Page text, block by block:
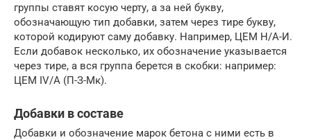
группы ставят косую черту, а за ней букву,
обозначающую тип добавки, затем через тире букву,
которой кодируют саму добавку. Например, ЦЕМ Н/А-И.
Если добавок несколько, их обозначение указывается
через тире, а вся группа берется в скобки: например:
ЦЕМ IV/A (П-З-Мк).
Добавки в составе
Добавки и обозначение марок бетона с ними есть в